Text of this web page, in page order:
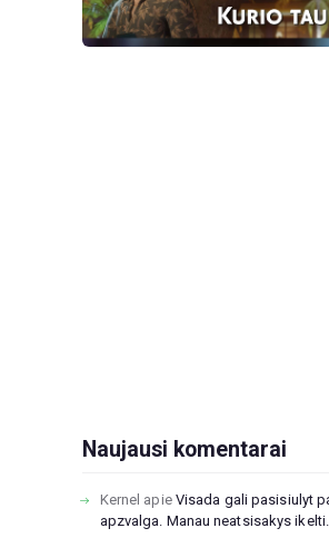
Naujausi komentarai
Kernel apie Visada gali pasisiulyt
apzvalga. Manau neatsisakys